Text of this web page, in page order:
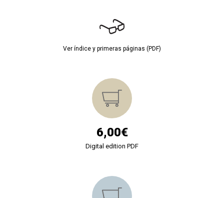
Ver índice y primeras páginas (PDF)
6,00€
Digital edition PDF